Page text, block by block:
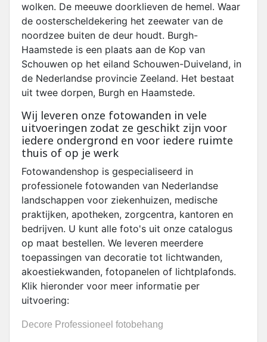
wolken. De meeuwe doorklieven de hemel. Waar
de oosterscheldekering het zeewater van de
noordzee buiten de deur houdt. Burgh-
Haamstede is een plaats aan de Kop van
Schouwen op het eiland Schouwen-Duiveland, in
de Nederlandse provincie Zeeland. Het bestaat
uit twee dorpen, Burgh en Haamstede.
Wij leveren onze fotowanden in vele
uitvoeringen zodat ze geschikt zijn voor
iedere ondergrond en voor iedere ruimte
thuis of op je werk
Fotowandenshop is gespecialiseerd in
professionele fotowanden van Nederlandse
landschappen voor ziekenhuizen, medische
praktijken, apotheken, zorgcentra, kantoren en
bedrijven. U kunt alle foto's uit onze catalogus
op maat bestellen. We leveren meerdere
toepassingen van decoratie tot lichtwanden,
akoestiekwanden, fotopanelen of lichtplafonds.
Klik hieronder voor meer informatie per
uitvoering:
Decore Professioneel fotobehang